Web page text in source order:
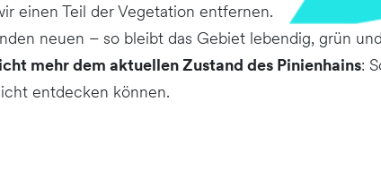
einen Teil der Vegetation entfernen.
neuen – so bleibt das Gebiet lebendig, grün
mehr dem aktuellen Zustand des Pinienhains:
entdecken können.